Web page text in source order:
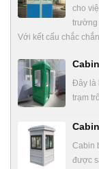
cho
trường
Với kết cấu chắc
Đây là
trạm
Cabin
được